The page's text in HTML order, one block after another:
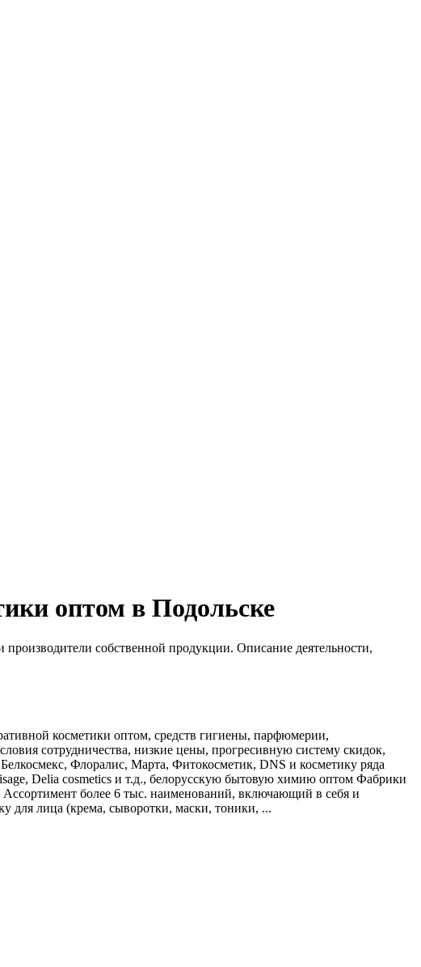
оптом в Подольске
собственной продукции. Описание деятельности,
косметики оптом, средств гигиены, парфюмерии,
сотрудничества, низкие цены, прогресивную систему скидок,
Флоралис, Марта, Фитокосметик, DNS и косметику ряда
Delia cosmetics и т.д., белорусскую бытовую химию оптом Фабрики
более 6 тыс. наименований, включающий в себя и
для лица (крема, сыворотки, маски, тоники, ...